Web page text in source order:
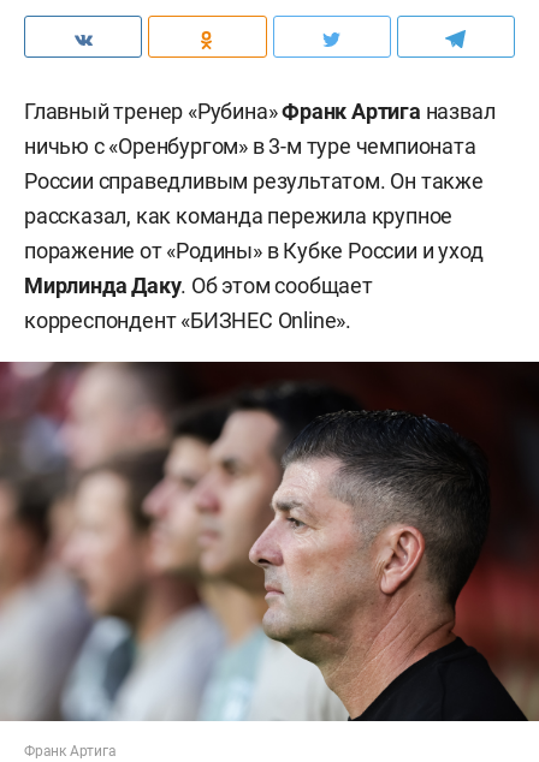
Главный тренер «Рубина»Франк Артига назвал
ничью с «Оренбургом» в 3-м туре чемпионата
России справедливым результатом. Он также
рассказал, как команда пережила крупное
поражение от «Родины» в Кубке России и уход
Мирлинда Даку. Об этом сообщает
корреспондент «БИЗНЕС Online».
Франк Артига